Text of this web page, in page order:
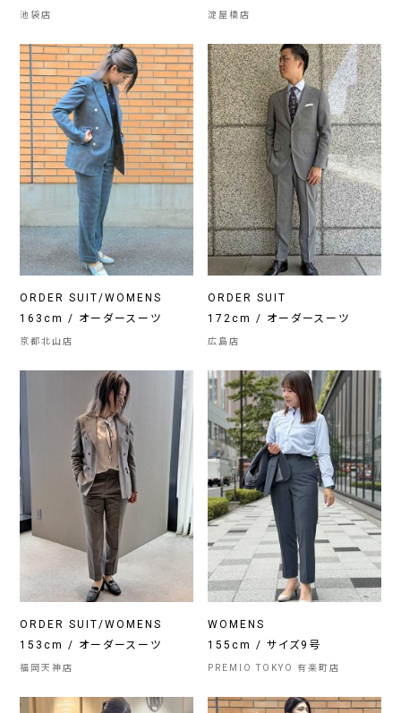
池袋店 淀屋橋店
ORDER SUIT/WOMENS
163cm / オーダースーツ
京都北山店
ORDER SUIT
172cm / オーダースーツ
広島店
ORDER SUIT/WOMENS
153cm / オーダースーツ
福岡天神店
WOMENS
155cm / サイズ9号
PREMIO TOKYO 有楽町店